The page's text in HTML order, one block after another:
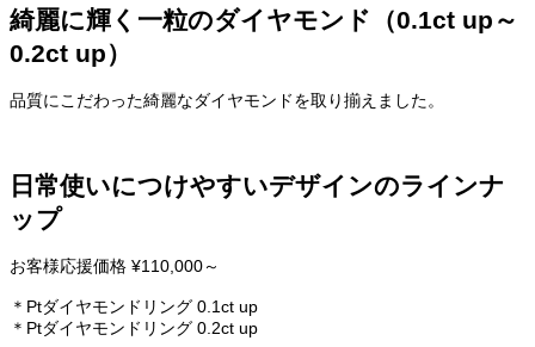
綺麗に輝く一粒のダイヤモンド（0.1ct up～
0.2ct up）
品質にこだわった綺麗なダイヤモンドを取り揃えました。
日常使いにつけやすいデザインのラインナ
ップ
お客様応援価格 ¥110,000～
＊Ptダイヤモンドリング 0.1ct up
＊Ptダイヤモンドリング 0.2ct up